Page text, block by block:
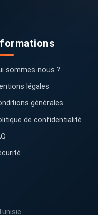
sommes-nous ?
légales
générales
de confidentialité